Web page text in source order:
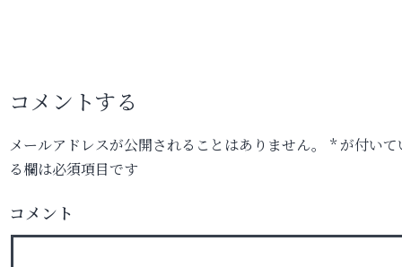
コメントする
メールアドレスが公開されることはありません。 *が付いて
る欄は必須項目です
コメント